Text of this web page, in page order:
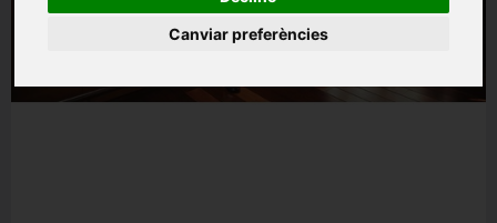
Canviar preferències